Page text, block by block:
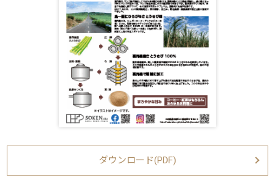
ダウンロード(PDF)